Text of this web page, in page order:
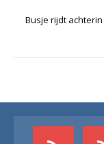
Busje rijdt achterin